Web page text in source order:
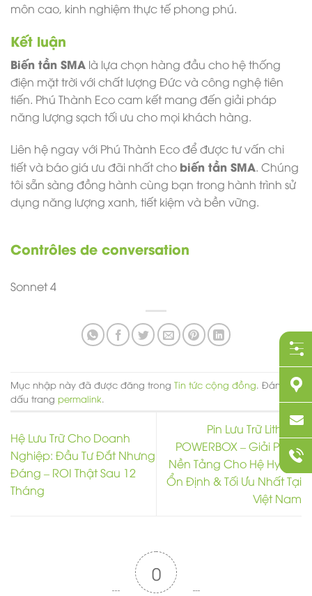
môn cao, kinh nghiệm thực tế phong phú.
Kết luận
Biến tần SMA là lựa chọn hàng đầu cho hệ thống
điện mặt trời với chất lượng Đức và công nghệ tiên
tiến. Phú Thành Eco cam kết mang đến giải pháp
năng lượng sạch tối ưu cho mọi khách hàng.
Liên hệ ngay với Phú Thành Eco để được tư vấn chi
tiết và báo giá ưu đãi nhất cho biến tần SMA. Chúng
tôi sẵn sàng đồng hành cùng bạn trong hành trình sử
dụng năng lượng xanh, tiết kiệm và bền vững.
Contrôles de conversation
Sonnet 4
Mục nhập này đã được đăng trong Tin tức cộng đồng . Đánh
dấu trang permalink
Hệ Lưu Trữ Cho Doanh
Nghiệp: Đầu Tư Đắt Nhưng
Đáng – ROI Thật Sau 12
Tháng
Pin Lưu Trữ Lithium
POWERBOX – Giải Pháp
Nền Tảng Cho Hệ Hybrid
Ổn Định & Tối Ưu Nhất Tại
Việt Nam
0